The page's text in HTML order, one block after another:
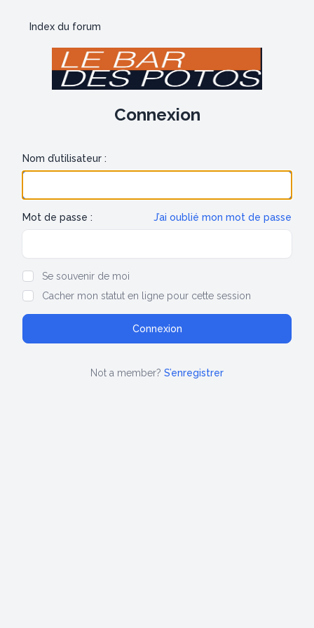
Index du forum
Connexion
Nom d’utilisateur :
Mot de passe : J’ai oublié mon mot de passe
Se souvenir de moi
Cacher mon statut en ligne pour cette session
Not a member? S’enregistrer